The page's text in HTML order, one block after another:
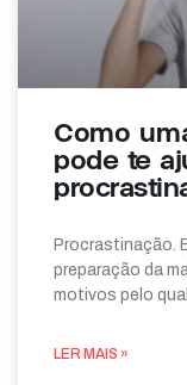
Como
pode te
Procrastinação.
preparação da
motivos pelo
LER MAIS »